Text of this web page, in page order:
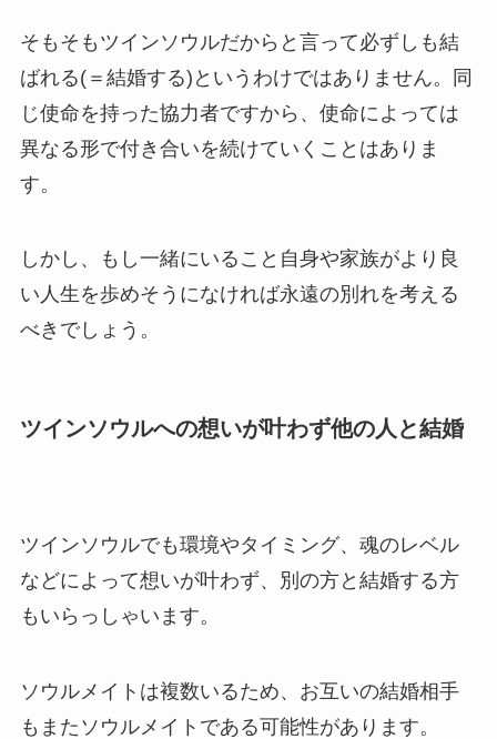
そもそもツインソウルだからと言って必ずしも結
ばれる(＝結婚する)というわけではありません。同
じ使命を持った協力者ですから、使命によっては
異なる形で付き合いを続けていくことはありま
す。
しかし、もし一緒にいること自身や家族がより良
い人生を歩めそうになければ永遠の別れを考える
べきでしょう。
ツインソウルへの想いが叶わず他の人と結婚
ツインソウルでも環境やタイミング、魂のレベル
などによって想いが叶わず、別の方と結婚する方
もいらっしゃいます。
ソウルメイトは複数いるため、お互いの結婚相手
もまたソウルメイトである可能性があります。